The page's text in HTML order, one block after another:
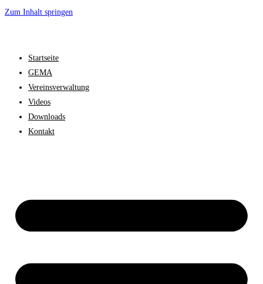
Zum Inhalt springen
Startseite
GEMA
Vereinsverwaltung
Videos
Downloads
Kontakt